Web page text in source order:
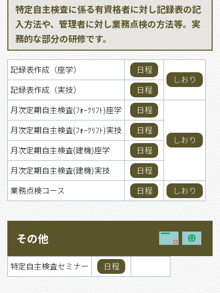
特定自主検査に係る有資格者に対し記録表の記
入方法や、管理者に対し業務点検の方法等。実
務的な部分の研修です。
記録表作成（座学）
日程
しおり
記録表作成（実技）
日程
月次定期自主検査(ﾌｫｰｸﾘﾌﾄ)座学
日程
しおり
月次定期自主検査(ﾌｫｰｸﾘﾌﾄ)実技
日程
月次定期自主検査(建機)座学
日程
月次定期自主検査(建機)実技
日程
業務点検コース
日程 しおり
その他
特定自主検査セミナー 日程